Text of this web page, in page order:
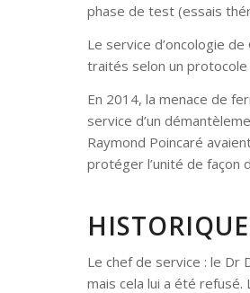
phase de test (essais
Le service d’oncologie
traités selon un protocole
En 2014, la menace de
service d’un
Raymond Poincaré
protéger l’unité de façon
HISTORIQUE
Le chef de service : le Dr
mais cela lui a été